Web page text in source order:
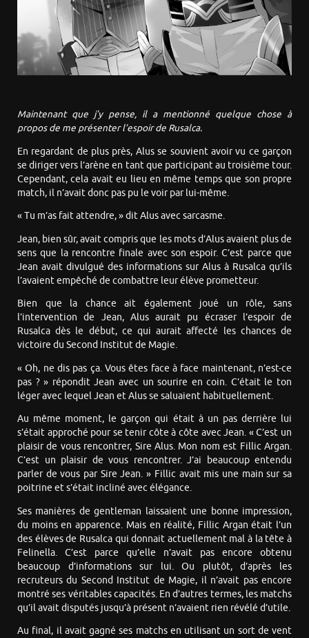
Maintenant que j’y pense, il a mentionné quelque chose à
propos de me présenter l’espoir de Rusalca.
En regardant de plus près, Alus se souvient avoir vu ce garçon
se diriger vers l’arène en tant que participant au troisième tour.
Cependant, cela avait eu lieu en même temps que son propre
match, il n’avait donc pas pu le voir par lui-même.
« Tu m’as fait attendre, » dit Alus avec sarcasme.
Jean, bien sûr, avait compris que les mots d’Alus avaient plus de
sens que la rencontre finale avec son espoir. C’est parce que
Jean avait divulgué des informations sur Alus à Rusalca qu’ils
l’avaient empêché de combattre leur élève prometteur.
Bien que la chance ait également joué un rôle, sans
l’intervention de Jean, Alus aurait pu écraser l’espoir de
Rusalca dès le début, ce qui aurait affecté les chances de
victoire du Second Institut de Magie.
« Oh, ne dis pas ça. Vous êtes face à face maintenant, n’est-ce
pas ? » répondit Jean avec un sourire en coin. C’était le ton
léger avec lequel Jean et Alus se saluaient habituellement.
Au même moment, le garçon qui était à un pas derrière lui
s’était approché pour se tenir côte à côte avec Jean. « C’est un
plaisir de vous rencontrer, Sire Alus. Mon nom est Fillic Argan.
C’est un plaisir de vous rencontrer. J’ai beaucoup entendu
parler de vous par Sire Jean. » Fillic avait mis une main sur sa
poitrine et s’était incliné avec élégance.
Ses manières de gentleman laissaient une bonne impression,
du moins en apparence. Mais en réalité, Fillic Argan était l’un
des élèves de Rusalca qui donnait actuellement mal à la tête à
Felinella. C’est parce qu’elle n’avait pas encore obtenu
beaucoup d’informations sur lui. Ou plutôt, d’après les
recruteurs du Second Institut de Magie, il n’avait pas encore
montré ses véritables capacités. En d’autres termes, les matchs
qu’il avait disputés jusqu’à présent n’avaient rien révélé d’utile.
Au final, il avait gagné ses matchs en utilisant un sort de vent